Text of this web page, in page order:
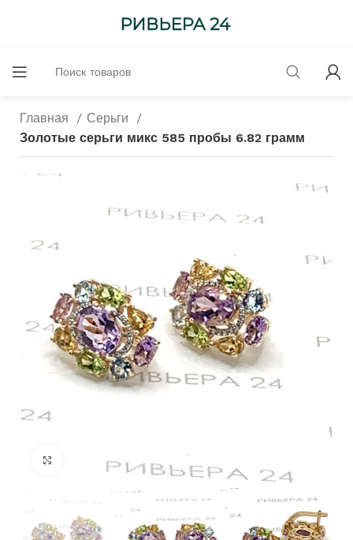
Главная
Серьги
Золотые серьги микс 585 пробы 6.82 грамм
Нажмите, чтобы увеличить